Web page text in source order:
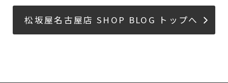
松坂屋名古屋店 SHOP BLOG トップへ